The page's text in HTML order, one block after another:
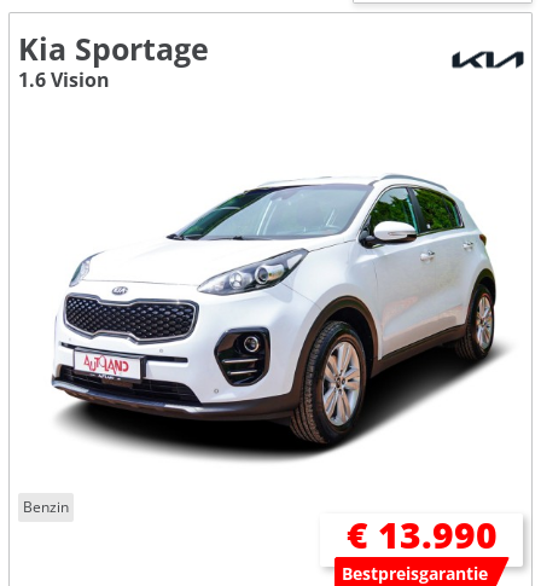
Kia Sportage
1.6 Vision
Benzin
€ 13.990
Bestpreisgarantie